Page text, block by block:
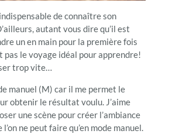
de connaître son
autant vous dire qu’il est
un en main pour la première fois
pas le voyage idéal pour apprendre!
trop vite…
manuel (M) car il me permet le
obtenir le résultat voulu. J’aime
une scène pour créer l’ambiance
ne peut faire qu’en mode manuel.